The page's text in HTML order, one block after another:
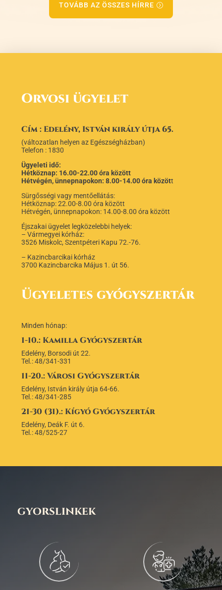
TOVÁBB AZ ÖSSZES HÍRRE
Orvosi ügyelet
Cím : Edelény, István király útja 65.
(változatlan helyen az Egészségházban)
Telefon : 1830
Ügyeleti idő:
Hétköznap: 16.00-22.00 óra között
Hétvégén, ünnepnapokon: 8.00-14.00 óra között
Sürgősségi vagy mentőellátás:
Hétköznap: 22.00-8.00 óra között
Hétvégén, ünnepnapokon: 14.00-8.00 óra között
Éjszakai ügyelet legközelebbi helyek:
– Vármegyei kórház:
3526 Miskolc, Szentpéteri Kapu 72.-76.
– Kazincbarcikai kórház
3700 Kazincbarcika Május 1. út 56.
Ügyeletes gyógyszertár
Minden hónap:
1-10.: Kamilla Gyógyszertár
Edelény, Borsodi út 22.
Tel.: 48/341-331
11-20.: Városi Gyógyszertár
Edelény, István király útja 64-66.
Tel.: 48/341-285
21-30 (31).: Kígyó Gyógyszertár
Edelény, Deák F. út 6.
Tel.: 48/525-27
gyorslinkek